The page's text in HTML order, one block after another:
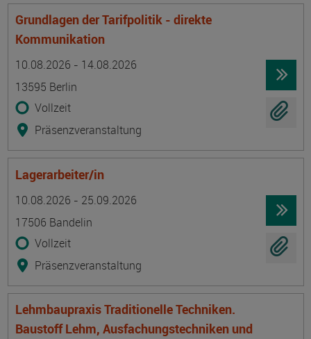
Grundlagen der Tarifpolitik - direkte
Kommunikation
10.08.2026 - 14.08.2026
13595 Berlin
Vollzeit
Präsenzveranstaltung
Lagerarbeiter/in
10.08.2026 - 25.09.2026
17506 Bandelin
Vollzeit
Präsenzveranstaltung
Lehmbaupraxis Traditionelle Techniken.
Baustoff Lehm, Ausfachungstechniken und